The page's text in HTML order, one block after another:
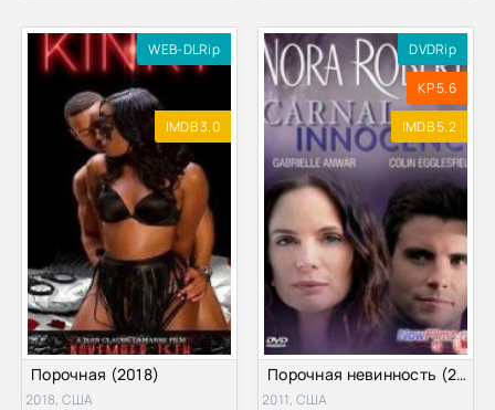
WEB-DLRip
IMDB 3.0
Порочная (2018)
2018, США
DVDRip
KP 5.6
IMDB 5.2
Порочная невинность (2011)
2011, США